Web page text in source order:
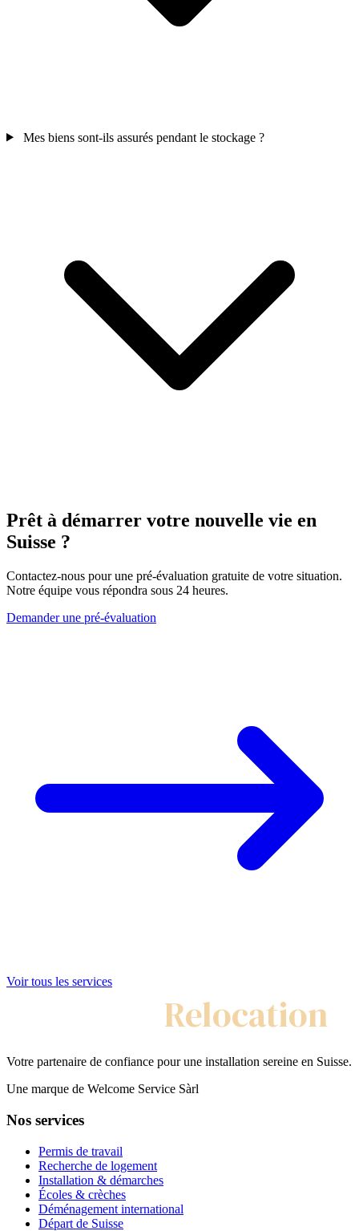
Mes biens sont-ils assurés pendant le stockage ?
Prêt à démarrer votre nouvelle vie en
Suisse ?
Contactez-nous pour une pré-évaluation gratuite de votre situation.
Notre équipe vous répondra sous 24 heures.
Demander une pré-évaluation
Voir tous les services
Relocation
Votre partenaire de confiance pour une installation sereine en Suisse.
Une marque de Welcome Service Sàrl
Nos services
Permis de travail
Recherche de logement
Installation & démarches
Écoles & crèches
Déménagement international
Départ de Suisse